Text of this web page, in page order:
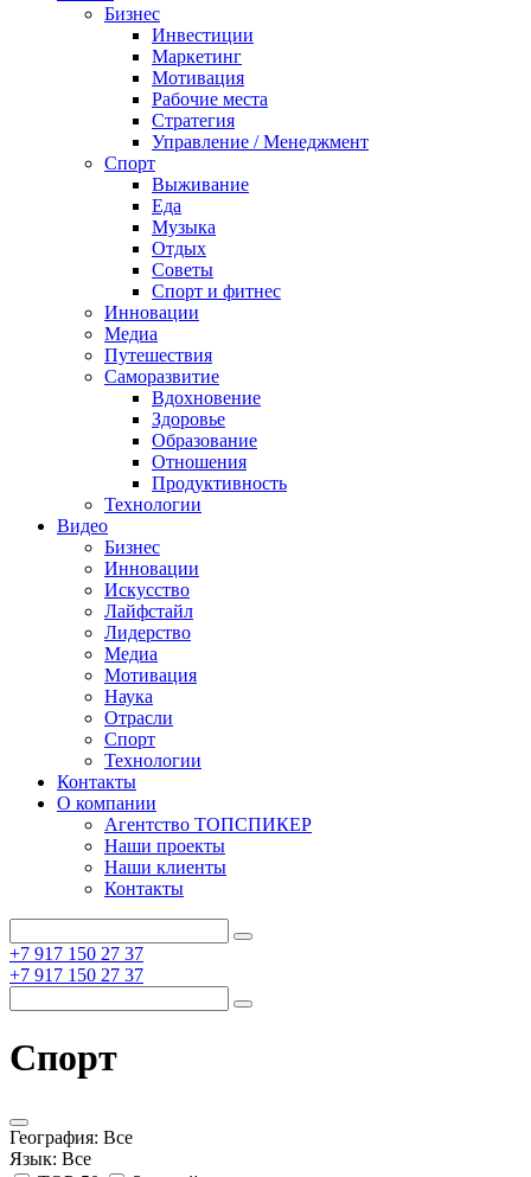
Бизнес
Инвестиции
Маркетинг
Мотивация
Рабочие места
Стратегия
Управление / Менеджмент
Спорт
Выживание
Еда
Музыка
Отдых
Советы
Спорт и фитнес
Инновации
Медиа
Путешествия
Саморазвитие
Вдохновение
Здоровье
Образование
Отношения
Продуктивность
Технологии
Видеo
Бизнес
Инновации
Искусство
Лайфстайл
Лидерство
Медиа
Мотивация
Наука
Отрасли
Спорт
Технологии
Контакты
О компании
Агентство ТОПСПИКЕР
Наши проекты
Наши клиенты
Контакты
+7 917 150 27 37
+7 917 150 27 37
Спорт
География: Все
Язык: Все